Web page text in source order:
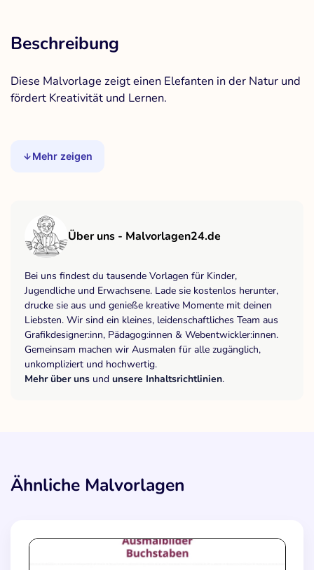
Beschreibung
Diese Malvorlage zeigt einen Elefanten in der Natur und
fördert Kreativität und Lernen.
Mehr zeigen
Über uns - Malvorlagen24.de
Bei uns findest du tausende Vorlagen für Kinder,
Jugendliche und Erwachsene. Lade sie kostenlos herunter,
drucke sie aus und genieße kreative Momente mit deinen
Liebsten. Wir sind ein kleines, leidenschaftliches Team aus
Grafikdesigner:inn, Pädagog:innen & Webentwickler:innen.
Gemeinsam machen wir Ausmalen für alle zugänglich,
unkompliziert und hochwertig.
Mehr über uns und unsere Inhaltsrichtlinien.
Ähnliche Malvorlagen